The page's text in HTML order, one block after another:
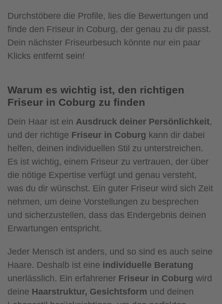
Durchstöbere die Profile, lies die Bewertungen und
finde den Friseur in Coburg, der genau zu dir passt.
Dein nächster Friseurbesuch könnte nur ein paar
Klicks entfernt sein!
Warum es wichtig ist, den richtigen
Friseur in Coburg zu finden
Dein Haar ist ein Ausdruck deiner Persönlichkeit,
und der richtige Friseur in Coburg kann dir dabei
helfen, deinen individuellen Stil zu unterstreichen.
Es ist wichtig, einem Friseur zu vertrauen, der über
die nötige Expertise verfügt und genau versteht,
was du dir wünschst. Ein guter Friseur wird sich Zeit
nehmen, um deine Vorstellungen zu besprechen
und sicherzustellen, dass das Endergebnis deinen
Erwartungen entspricht.
Jeder Mensch ist anders, und so sind es auch seine
Haare. Deshalb ist eine individuelle Beratung
unerlässlich. Ein erfahrener Friseur in Coburg wird
deine Haarstruktur, Gesichtsform und deinen